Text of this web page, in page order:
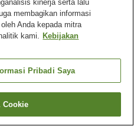
Mesin penjual otomatis
Laundry berbayar
Kota Toyo'oka O Hotel Toyo'oka
kinerja serta lalu
membagikan informasi
Anda kepada mitra
kami. Kebijakan
Pribadi Saya
Cookie